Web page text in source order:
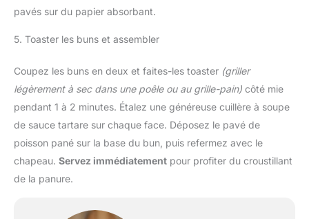
pavés sur du papier absorbant.
5. Toaster les buns et assembler
Coupez les buns en deux et faites-les toaster (griller
légèrement à sec dans une poêle ou au grille-pain) côté mie
pendant 1 à 2 minutes. Étalez une généreuse cuillère à soupe
de sauce tartare sur chaque face. Déposez le pavé de
poisson pané sur la base du bun, puis refermez avec le
chapeau. Servez immédiatement pour profiter du croustillant
de la panure.